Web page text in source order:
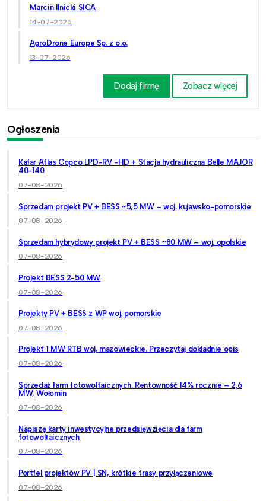
Marcin Ilnicki SICA
14-07-2026
AgroDrone Europe Sp. z o.o.
13-07-2026
Dodaj firmę Zobacz więcej
Ogłoszenia
Kafar Atlas Copco LPD-RV -HD + Stacja hydrauliczna Belle MAJOR
40-140
07-08-2026
Sprzedam projekt PV + BESS ~5,5 MW – woj. kujawsko-pomorskie
07-08-2026
Sprzedam hybrydowy projekt PV + BESS ~80 MW – woj. opolskie
07-08-2026
Projekt BESS 2-50 MW
07-08-2026
Projekty PV + BESS z WP woj. pomorskie
07-08-2026
Projekt 1 MW RTB woj. mazowieckie. Przeczytaj dokładnie opis
07-08-2026
Sprzedaż farm fotowoltaicznych. Rentowność 14% rocznie – 2,6
MW, Wołomin
07-08-2026
Napiszę karty inwestycyjne przedsięwzięcia dla farm
fotowoltaicznych
07-08-2026
Portfel projektów PV | SN, krótkie trasy przyłączeniowe
07-08-2026